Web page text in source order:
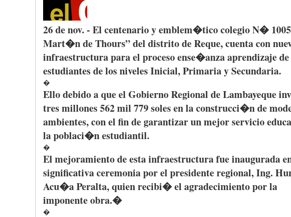
26 denov. - El centenarioyemblem�ticocolegioN�
Mart�ndeThours”del distritodeReque,cuentacon
infraestructuraparael procesoense�anzaaprendizaje
estudiantesde losnivelesInicial,PrimariaySecundaria.
�
Ellodebidoaqueel GobiernoRegional deLambayeque
tresmillones562 mil 779 soles en laconstrucci�nde
ambientes, con el fin degarantizarunmejorservicio
lapoblaci�nestudiantil.
�
El mejoramientodeestainfraestructurafueinaugurada
significativaceremoniaporel presidenteregional,Ing.
Acu�aPeralta,quienrecibi�el agradecimientoporla
imponenteobra.�
�